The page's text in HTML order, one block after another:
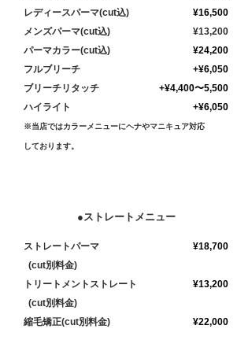
レディースパーマ(cut込)
メンズパーマ(cut込)
パーマカラー(cut込)
フル​ブリーチ
​ブリーチリタッチ
​ハイライト
※当店ではカラーメニューにヘナやマニキュア対応
しております。
¥16,500
¥13,200
¥24,200
+¥6,050
+¥4,400〜5,500
+¥6,050
●ストレートメニュー
ストレートパーマ
(cut別料金)
​トリートメントストレート
(cut別料金)
縮毛矯正(cut別料金)​
¥18,700
¥13,200
¥22,000